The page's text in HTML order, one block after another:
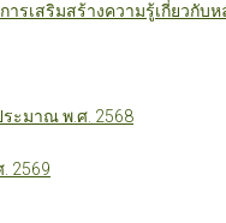
ารเสริมสร้างความรู้เกี่ยว
ะมาณ พ.ศ. 2568
2569